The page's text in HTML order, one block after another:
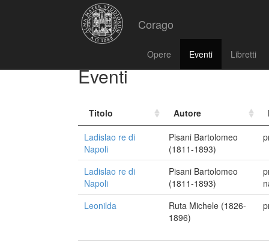
Corago
Opere Eventi Libretti
Eventi
Titolo Autore
Ladislao re di
Napoli
Pisani Bartolomeo
(1811-1893)
Ladislao re di
Napoli
Pisani Bartolomeo
(1811-1893)
Leonilda
Ruta Michele (1826-
1896)